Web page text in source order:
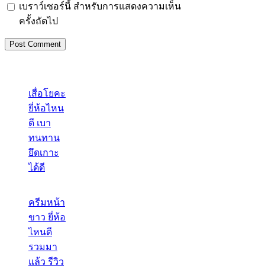
เบราว์เซอร์นี้ สำหรับการแสดงความเห็น
ครั้งถัดไป
เสื่อโยคะ
ยี่ห้อไหน
ดี เบา
ทนทาน
ยึดเกาะ
ได้ดี
ครีมหน้า
ขาว ยี่ห้อ
ไหนดี
รวมมา
แล้ว รีวิว